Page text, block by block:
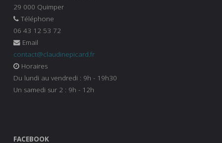
29 000 Quimper
Téléphone
06 43 12 53 72
Email
contact@claudinepicard.fr
Horaires
Du lundi au vendredi : 9h - 19h30
Un samedi sur 2 : 9h - 12h
FACEBOOK